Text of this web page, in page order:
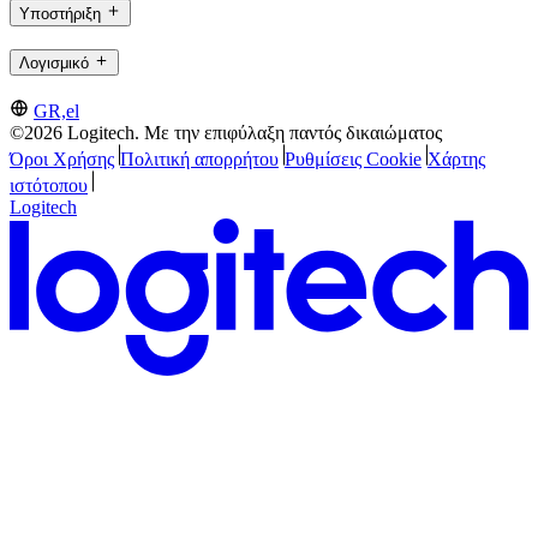
Υποστήριξη
Λογισμικό
GR,el
©2026 Logitech. Με την επιφύλαξη παντός δικαιώματος
Όροι Χρήσης Πολιτική απορρήτου Ρυθμίσεις Cookie Χάρτης
ιστότοπου
Logitech